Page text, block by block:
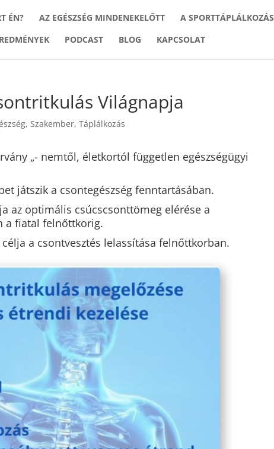
ÉN? AZ EGÉSZSÉG MINDENEKELŐTT A SPORTTÁPLÁLKOZÁS
PODCAST BLOG KAPCSOLAT
Világnapja
,Szakember,Táplálkozás
„- nemtől, életkortól független egészségügyi
játszik a csontegészség fenntartásában.
az optimális csúcscsonttömeg elérése a
a fiatal felnőttkorig.
a csontvesztés lelassítása felnőttkorban.